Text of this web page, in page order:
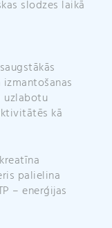
slodzes laikā
uzlabotu
kā
palielina
– enerģijas